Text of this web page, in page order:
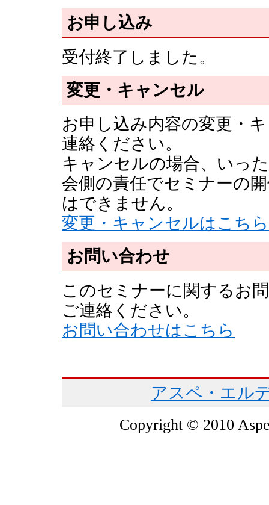
お申し込み
受付終了しました。
変更・キャンセル
お申し込み内容の変更・
連絡ください。
キャンセルの場合、いっ
会側の責任でセミナーの
はできません。
変更・キャンセルはこちら
お問い合わせ
このセミナーに関するお
ご連絡ください。
お問い合わせはこちら
アスペ・エル
Copyright © 2010